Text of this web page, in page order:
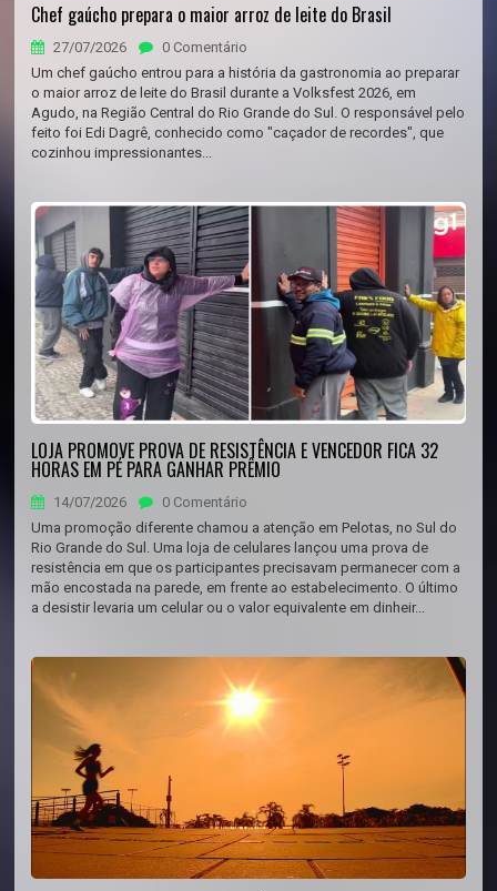
Chef gaúcho prepara o maior arroz de leite do Brasil
27/07/2026
0 Comentário
Um chef gaúcho entrou para a história da gastronomia ao preparar
o maior arroz de leite do Brasil durante a Volksfest 2026, em
Agudo, na Região Central do Rio Grande do Sul. O responsável pelo
feito foi Edi Dagrê, conhecido como "caçador de recordes", que
cozinhou impressionantes...
LOJA PROMOVE PROVA DE RESISTÊNCIA E VENCEDOR FICA 32
HORAS EM PÉ PARA GANHAR PRÊMIO
14/07/2026
0 Comentário
Uma promoção diferente chamou a atenção em Pelotas, no Sul do
Rio Grande do Sul. Uma loja de celulares lançou uma prova de
resistência em que os participantes precisavam permanecer com a
mão encostada na parede, em frente ao estabelecimento. O último
a desistir levaria um celular ou o valor equivalente em dinheir...